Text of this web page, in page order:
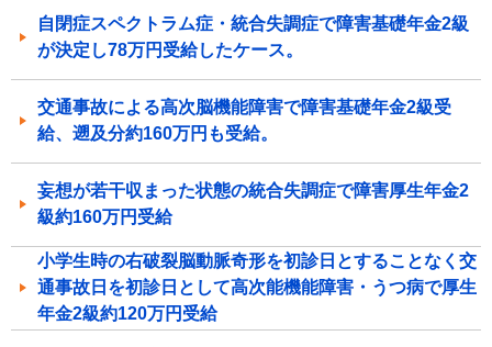
自閉症スペクトラム症・統合失調症で障害基礎年金2級
が決定し78万円受給したケース。
交通事故による高次脳機能障害で障害基礎年金2級受
給、遡及分約160万円も受給。
妄想が若干収まった状態の統合失調症で障害厚生年金2
級約160万円受給
小学生時の右破裂脳動脈奇形を初診日とすることなく交
通事故日を初診日として高次能機能障害・うつ病で厚生
年金2級約120万円受給